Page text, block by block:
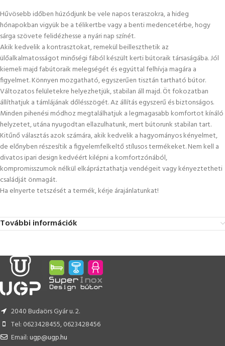
Hűvösebb időben húzódjunk be vele napos teraszokra, a hideg
hónapokban vigyük be a télikertbe vagy a benti medencetérbe, hogy
sárga szövete felidézhesse a nyári nap színét.
Akik kedvelik a kontrasztokat, remekül beilleszthetik az
ülőalkalmatosságot minőségi fából készült kerti bútoraik társaságába. Jól
kiemeli majd fabútoraik melegségét és egyúttal felhívja magára a
figyelmet. Könnyen mozgatható, egyszerűen tisztán tartható bútor.
Változatos felületekre helyezhetjük, stabilan áll majd. Öt fokozatban
állíthatjuk a támlájának dőlésszögét. Az állítás egyszerű és biztonságos.
Minden pihenési módhoz megtalálhatjuk a legmagasabb komfortot kínáló
helyzetet, utána nyugodtan ellazulhatunk, mert bútorunk stabilan tart.
Kitűnő választás azok számára, akik kedvelik a hagyományos kényelmet,
de előnyben részesítik a figyelemfelkeltő stílusos termékeket. Nem kell a
divatos ipari design kedvéért kilépni a komfortzónából,
kompromisszumok nélkül elkápráztathatja vendégeit vagy kényeztetheti
családját önmagát.
Ha elnyerte tetszését a termék, kérje árajánlatunkat!
További információk
2040 Budaörs Gyár u. 2.
Tel: 0623428455, 0623428456
Email:ugp@ugp.hu